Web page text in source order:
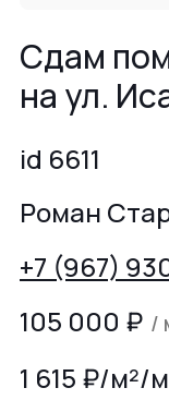
Сдам
на ул.
id 6611
Роман
+7 (967)
105 000 ₽ /
1 615 ₽/м²/